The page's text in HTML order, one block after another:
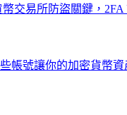
交易所防盜關鍵，2FA
帳號讓你的加密貨幣資